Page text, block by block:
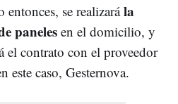
entonces, se realizarála
paneles en el domicilio, y
el contrato con el proveedor
este caso, Gesternova.